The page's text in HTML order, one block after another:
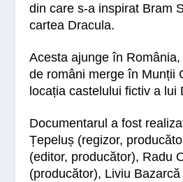
din care s-a inspirat Bram
cartea Dracula.
Acesta ajunge în
de români merge în Munții
locația castelului fictiv a lui
Documentarul a fost
Țepeluș (regizor,
(editor, producător), Radu
(producător), Liviu Bazarcă